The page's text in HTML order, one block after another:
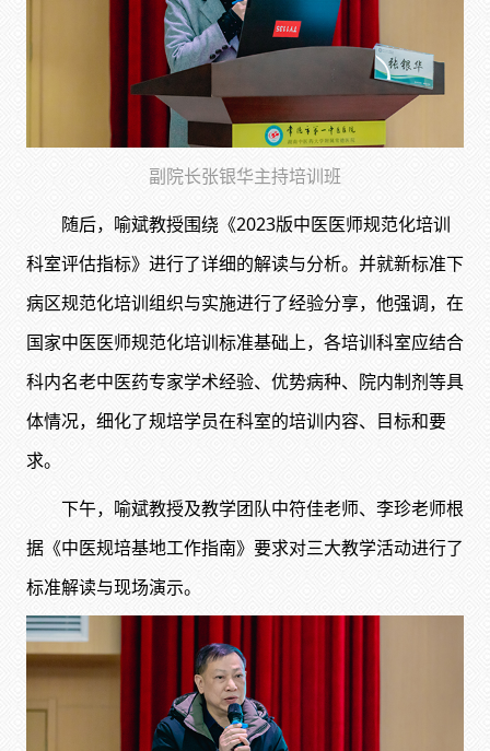
副院长张银华主持培训班
随后，喻斌教授围绕《2023版中医医师规范化培训
科室评估指标》进行了详细的解读与分析。并就新标准下
病区规范化培训组织与实施进行了经验分享，他强调，在
国家中医医师规范化培训标准基础上，各培训科室应结合
科内名老中医药专家学术经验、优势病种、院内制剂等具
体情况，细化了规培学员在科室的培训内容、目标和要
求。
下午，喻斌教授及教学团队中符佳老师、李珍老师根
据《中医规培基地工作指南》要求对三大教学活动进行了
标准解读与现场演示。